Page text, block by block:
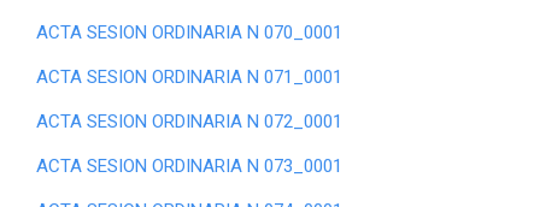
ACTA SESION ORDINARIA N 070_0001
ACTA SESION ORDINARIA N 071_0001
ACTA SESION ORDINARIA N 072_0001
ACTA SESION ORDINARIA N 073_0001